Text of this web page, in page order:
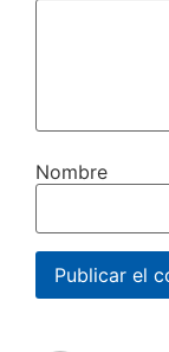
Nombre